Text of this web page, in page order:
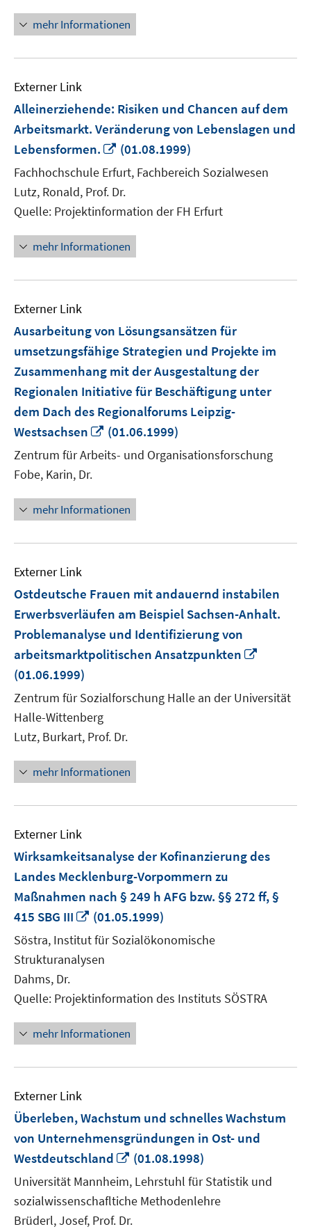
mehr Informationen
Externer Link
Alleinerziehende: Risiken und Chancen auf dem
Arbeitsmarkt. Veränderung von Lebenslagen und
Lebensformen.
In
neuem
Fenster
öffnen
(01.08.1999)
Fachhochschule Erfurt, Fachbereich Sozialwesen
Lutz, Ronald, Prof. Dr.
Quelle: Projektinformation der FH Erfurt
mehr Informationen
Externer Link
Ausarbeitung von Lösungsansätzen für
umsetzungsfähige Strategien und Projekte im
Zusammenhang mit der Ausgestaltung der
Regionalen Initiative für Beschäftigung unter
dem Dach des Regionalforums Leipzig-
Westsachsen
In
neuem
Fenster
(01.06.1999)
Zentrum für Arbeits- und Organisationsforschung
Fobe, Karin, Dr.
mehr Informationen
Externer Link
Ostdeutsche Frauen mit andauernd instabilen
Erwerbsverläufen am Beispiel Sachsen-Anhalt.
Problemanalyse und Identifizierung von
arbeitsmarktpolitischen Ansatzpunkten
öffnen
(01.06.1999)
Zentrum für Sozialforschung Halle an der Universität
Halle-Wittenberg
Lutz, Burkart, Prof. Dr.
mehr Informationen
Externer Link
Wirksamkeitsanalyse der Kofinanzierung des
Landes Mecklenburg-Vorpommern zu
Maßnahmen nach § 249 h AFG bzw. §§ 272 ff, §
415 SBG III
In
neuem
Fenster
öffnen
(01.05.1999)
Söstra, Institut für Sozialökonomische
Strukturanalysen
Dahms, Dr.
Quelle: Projektinformation des Instituts SÖSTRA
mehr Informationen
Externer Link
Überleben, Wachstum und schnelles Wachstum
von Unternehmensgründungen in Ost- und
Westdeutschland
In
neuem
Fenster
öffnen
(01.08.1998)
Universität Mannheim, Lehrstuhl für Statistik und
sozialwissenschafltiche Methodenlehre
Brüderl, Josef, Prof. Dr.